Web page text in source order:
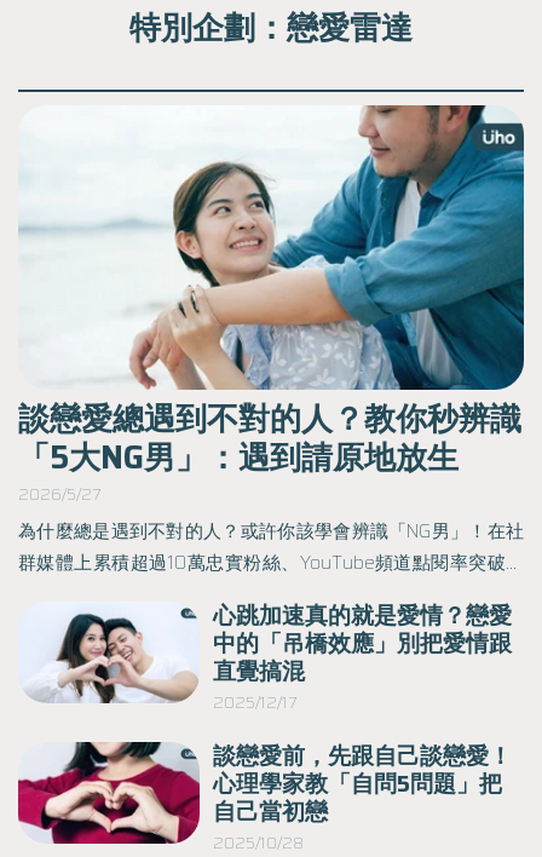
特別企劃：戀愛雷達
談戀愛總遇到不對的人？教你秒辨識
「5大NG男」：遇到請原地放生
2026/5/27
為什麼總是遇到不對的人？或許你該學會辨識「NG男」！在社
群媒體上累積超過10萬忠實粉絲、YouTube頻道點閱率突破千
書中，解析戀愛體質與性格、學習愛情語言、培養愛的儀式
感、經營愛的日常，以及各種對愛的潛力與依戀量表，帶領讀
者一步步挖掘愛情的真相。以下為原書摘文：
心跳加速真的就是愛情？戀愛
中的「吊橋效應」別把愛情跟
直覺搞混
2025/12/17
談戀愛前，先跟自己談戀愛！
心理學家教「自問5問題」把
自己當初戀
2025/10/28